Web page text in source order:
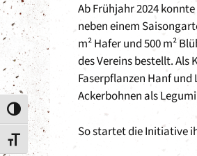
Umschalten auf hohe Kontraste
Schrift vergrößern
Ab Frühjahr 2024
neben einem
m² Hafer und 500 m²
des Vereins bestellt.
Faserpflanzen Hanf
Ackerbohnen als
So startet die Initiative